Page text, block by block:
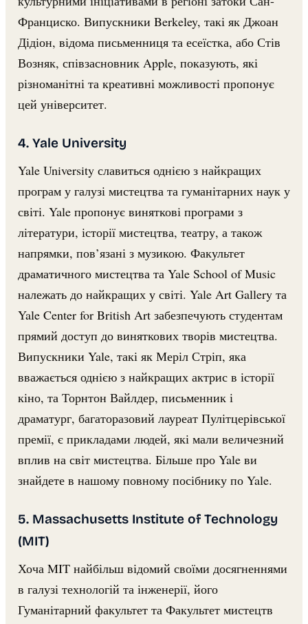
Франциско. Випускники Berkeley, такі як Джоан
Дідіон, відома письменниця та есеїстка, або Стів
Возняк, співзасновник Apple, показують, які
різноманітні та креативні можливості пропонує
цей університет.
4. Yale University
Yale University славиться однією з найкращих
програм у галузі мистецтва та гуманітарних наук у
світі. Yale пропонує виняткові програми з
літератури, історії мистецтва, театру, а також
напрямки, пов’язані з музикою. Факультет
драматичного мистецтва та Yale School of Music
належать до найкращих у світі. Yale Art Gallery та
Yale Center for British Art забезпечують студентам
прямий доступ до виняткових творів мистецтва.
Випускники Yale, такі як Меріл Стріп, яка
вважається однією з найкращих актрис в історії
кіно, та Торнтон Вайлдер, письменник і
драматург, багаторазовий лауреат Пулітцерівської
премії, є прикладами людей, які мали величезний
вплив на світ мистецтва. Більше про Yale ви
знайдете в нашому повному посібнику по Yale.
5. Massachusetts Institute of Technology
(MIT)
Хоча MIT найбільш відомий своїми досягненнями
в галузі технологій та інженерії, його
Гуманітарний факультет та Факультет мистецтв